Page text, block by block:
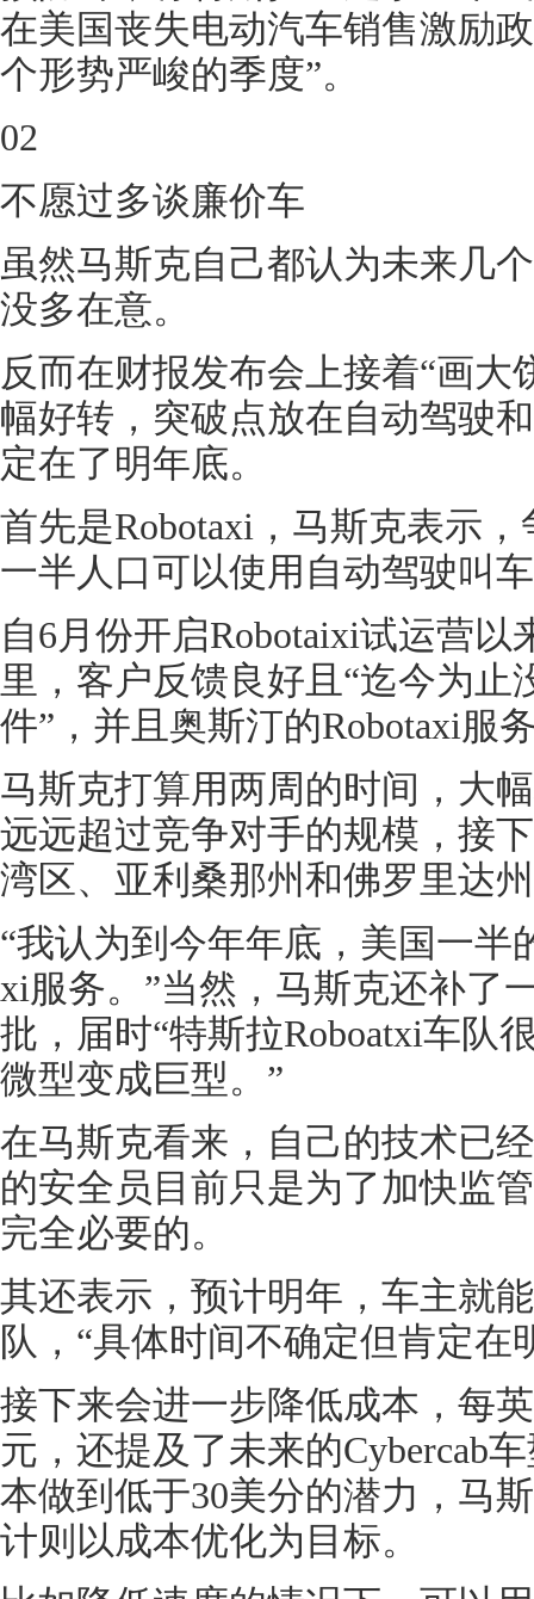
在美国丧失电动汽车销售激励
个形势严峻的季度”。
02
不愿过多谈廉价车
虽然马斯克自己都认为未来几
没多在意。
反而在财报发布会上接着“画大
幅好转，突破点放在自动驾驶
定在了明年底。
首先是Robotaxi，马斯克表示
一半人口可以使用自动驾驶叫
自6月份开启Robotaixi试运营
里，客户反馈良好且“迄今为止
件”，并且奥斯汀的Robotaxi服
马斯克打算用两周的时间，大
远远超过竞争对手的规模，接
湾区、亚利桑那州和佛罗里达
“我认为到今年年底，美国一半
xi服务。”当然，马斯克还补了
批，届时“特斯拉Roboatxi车队
微型变成巨型。”
在马斯克看来，自己的技术已
的安全员目前只是为了加快监
完全必要的。
其还表示，预计明年，车主就
队，“具体时间不确定但肯定在
接下来会进一步降低成本，每
元，还提及了未来的Cybercab
本做到低于30美分的潜力，马
计则以成本优化为目标。